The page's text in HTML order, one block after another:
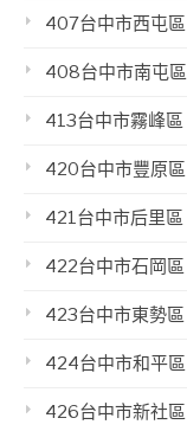
407台中市西屯區
408台中市南屯區
413台中市霧峰區
420台中市豐原區
421台中市后里區
422台中市石岡區
423台中市東勢區
424台中市和平區
426台中市新社區